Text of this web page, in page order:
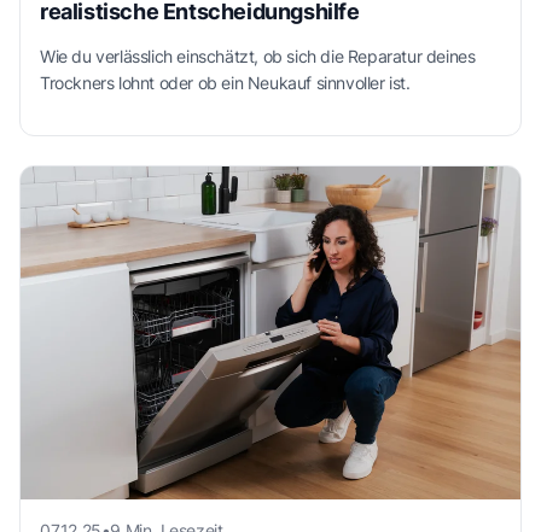
realistische Entscheidungshilfe
Wie du verlässlich einschätzt, ob sich die Reparatur deines
Trockners lohnt oder ob ein Neukauf sinnvoller ist.